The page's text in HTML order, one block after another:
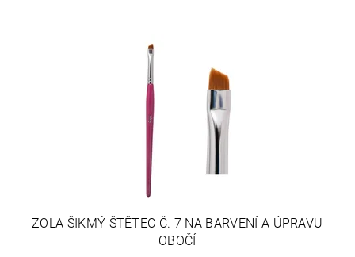
ZOLA ŠIKMÝ ŠTĚTEC Č. 7 NA BARVENÍ A ÚPRAVU
OBOČÍ